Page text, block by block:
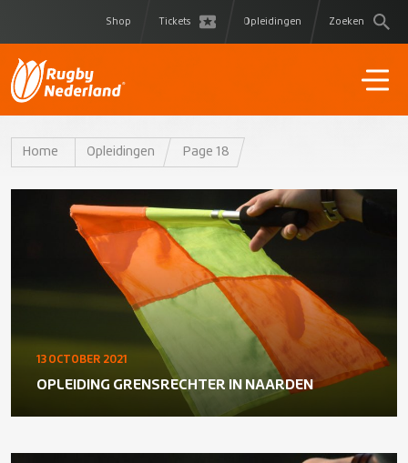
Shop Tickets Opleidingen Zoeken
Home Opleidingen Page 18
13 OCTOBER 2021
OPLEIDING GRENSRECHTER IN NAARDEN